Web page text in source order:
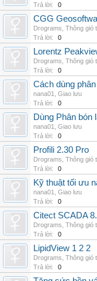
Trả lời:
0
CGG
Drograms Thông gió
Trả lời:
0
Lorentz
Drograms Thông gió
Trả lời:
0
Cách dùng
nana01
Giao lưu
Trả lời:
0
Dùng Phân bón
nana01
Giao lưu
Trả lời:
0
Profili 2.30 Pro
Drograms Thông gió
Trả lời:
0
Kỹ thuật tối ưu
nana01
Giao lưu
Trả lời:
0
Citect SCADA
Drograms Thông gió
Trả lời:
0
LipidView 1 2 2
Drograms Thông gió
Trả lời:
0